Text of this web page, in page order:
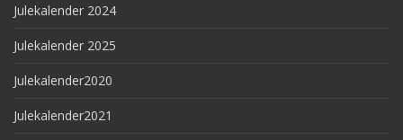
Julekalender 2024
Julekalender 2025
Julekalender2020
Julekalender2021